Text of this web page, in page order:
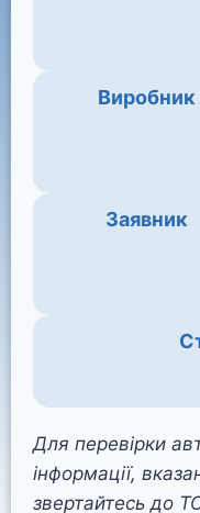
Виробник
Заявник
Для перевірки
інформації,
звертайтесь до